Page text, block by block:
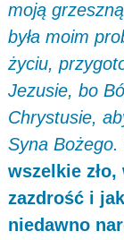
moją
była moim
życiu,
Jezusie, bo
Chrystusie,
Syna Bożego.
wszelkie
zazdrość i
niedawno